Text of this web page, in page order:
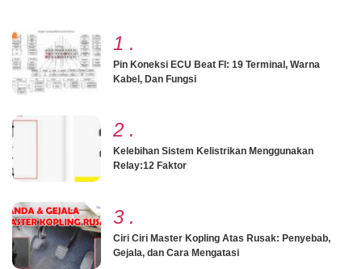
1 .
Pin Koneksi ECU Beat FI: 19 Terminal, Warna
Kabel, Dan Fungsi
2 .
Kelebihan Sistem Kelistrikan Menggunakan
Relay:12 Faktor
3 .
Ciri Ciri Master Kopling Atas Rusak: Penyebab,
Gejala, dan Cara Mengatasi